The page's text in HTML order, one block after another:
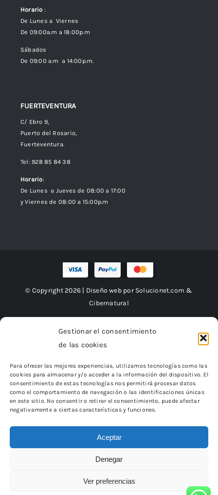
Gestionar el consentimiento
de las cookies
Para ofrecer las mejores experiencias, utilizamos tecnologías como las
cookies para almacenar y/o acceder a la información del dispositivo. El
consentimiento de estas tecnologías nos permitirá procesar datos
como el comportamiento de navegación o las identificaciones únicas
en este sitio. No consentir o retirar el consentimiento, puede afectar
negativamente a ciertas características y funciones.
Aceptar
Denegar
Ver preferencias
Horario :
De Lunes a Viernes
De 09:00a.m a 18:00p.m
Sábados
De 09:00 a.m a 14:00p.m.
FUERTEVENTURA
C/ Ebro 9,
Puerto del Rosario,
Fuerteventura.
Tel: 928 85 84 38
Horario:
De Lunes a Jueves de 08:00 a 17:00
y Viernes de 08:00 a 15:00p.m
Política de Privacidad
© Copyright 2026 | Diseño web por Solucionet.com &
Cibernatural
«Financiado por la Unión Europea – NextGenerationEU.
y no reflejan necesariamente los de la Unión Europea o la Comisión
Europea.